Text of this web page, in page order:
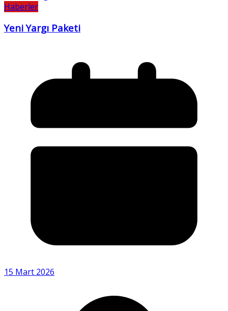
Haberler
Yeni Yargı Paketi
15 Mart 2026